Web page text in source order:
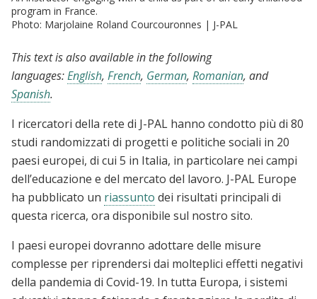
program in France.
Photo: Marjolaine Roland Courcouronnes | J-PAL
This text is also available in the following
languages:English, French, German, Romanian, and
Spanish.
I ricercatori della rete di J-PAL hanno condotto più di 80
studi randomizzati di progetti e politiche sociali in 20
paesi europei, di cui 5 in Italia, in particolare nei campi
dell’educazione e del mercato del lavoro. J-PAL Europe
ha pubblicato un riassunto dei risultati principali di
questa ricerca, ora disponibile sul nostro sito.
I paesi europei dovranno adottare delle misure
complesse per riprendersi dai molteplici effetti negativi
della pandemia di Covid-19. In tutta Europa, i sistemi